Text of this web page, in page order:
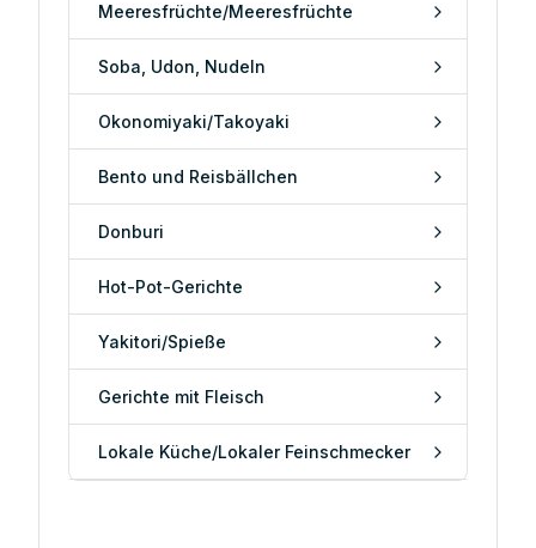
Meeresfrüchte/Meeresfrüchte
Soba, Udon, Nudeln
Okonomiyaki/Takoyaki
Bento und Reisbällchen
Donburi
Hot-Pot-Gerichte
Yakitori/Spieße
Gerichte mit Fleisch
Lokale Küche/Lokaler Feinschmecker